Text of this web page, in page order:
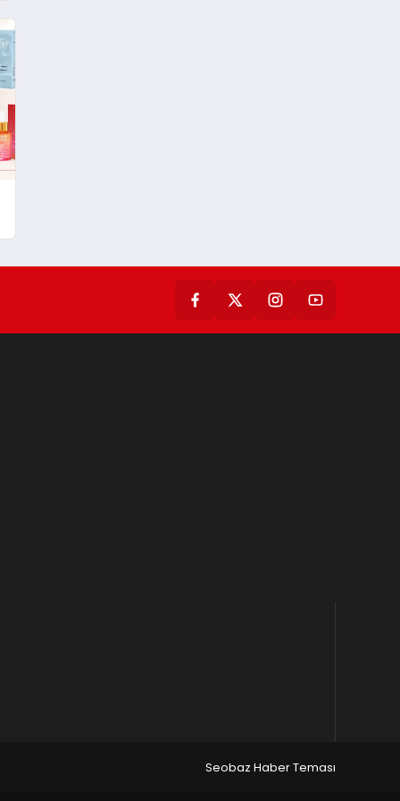
Seobaz Haber Teması